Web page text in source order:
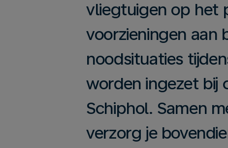
vliegtuigen op het
voorzieningen aan
noodsituaties
worden ingezet bij
Schiphol. Samen
verzorg je